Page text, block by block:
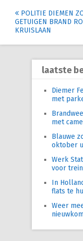
Post
navigation
POLITIE DIEMEN
GETUIGEN BRAND
KRUISLAAN
laatste
Diemer
met
met
Blauwe
oktober
Werk
voor
In
flats te
Weer